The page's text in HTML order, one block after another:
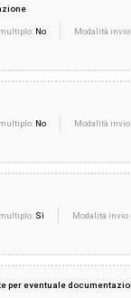
No
Modalità
No
Modalità
Sì
Modalità invio
per eventuale